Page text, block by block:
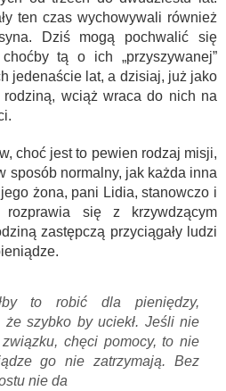
ten czas wychowywali również
Dziś mogą pochwalić się
tą o ich „przyszywanej”
jedenaście lat, a dzisiaj, już jako
rodziną, wciąż wraca do nich na
choć jest to pewien rodzaj misji,
sposób normalny, jak każda inna
żona, pani Lidia, stanowczo i
rozprawia się z krzywdzącym
zastępczą przyciągały ludzi
to robić dla pieniędzy,
że szybko by uciekł. Jeśli nie
chęci pomocy, to nie
go nie zatrzymają. Bez
nie da